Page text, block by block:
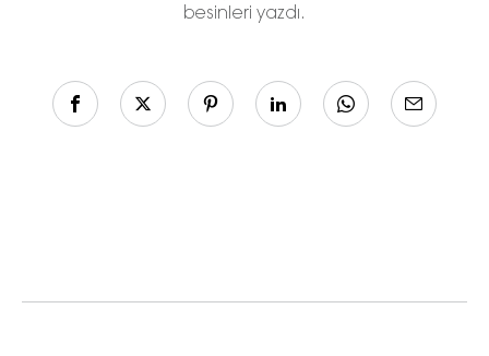
besinleri yazdı.